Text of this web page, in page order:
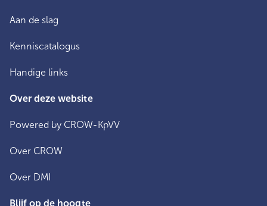
Aan de slag
Kenniscatalogus
Handige links
Over deze website
Powered by CROW-KpVV
Over CROW
Over DMI
Blijf op de hoogte